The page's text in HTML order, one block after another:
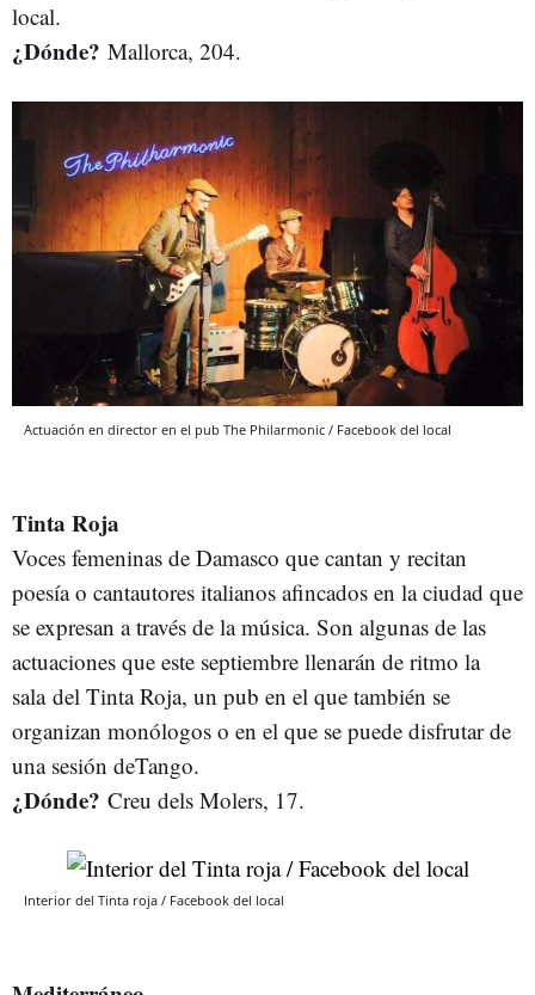
local.
¿Dónde? Mallorca, 204.
Actuación en director en el pub The Philarmonic / Facebook del local
Tinta Roja
Voces femeninas de Damasco que cantan y recitan
poesía o cantautores italianos afincados en la ciudad que
se expresan a través de la música. Son algunas de las
actuaciones que este septiembre llenarán de ritmo la
sala del Tinta Roja, un pub en el que también se
organizan monólogos o en el que se puede disfrutar de
una sesión deTango.
¿Dónde? Creu dels Molers, 17.
Interior del Tinta roja / Facebook del local